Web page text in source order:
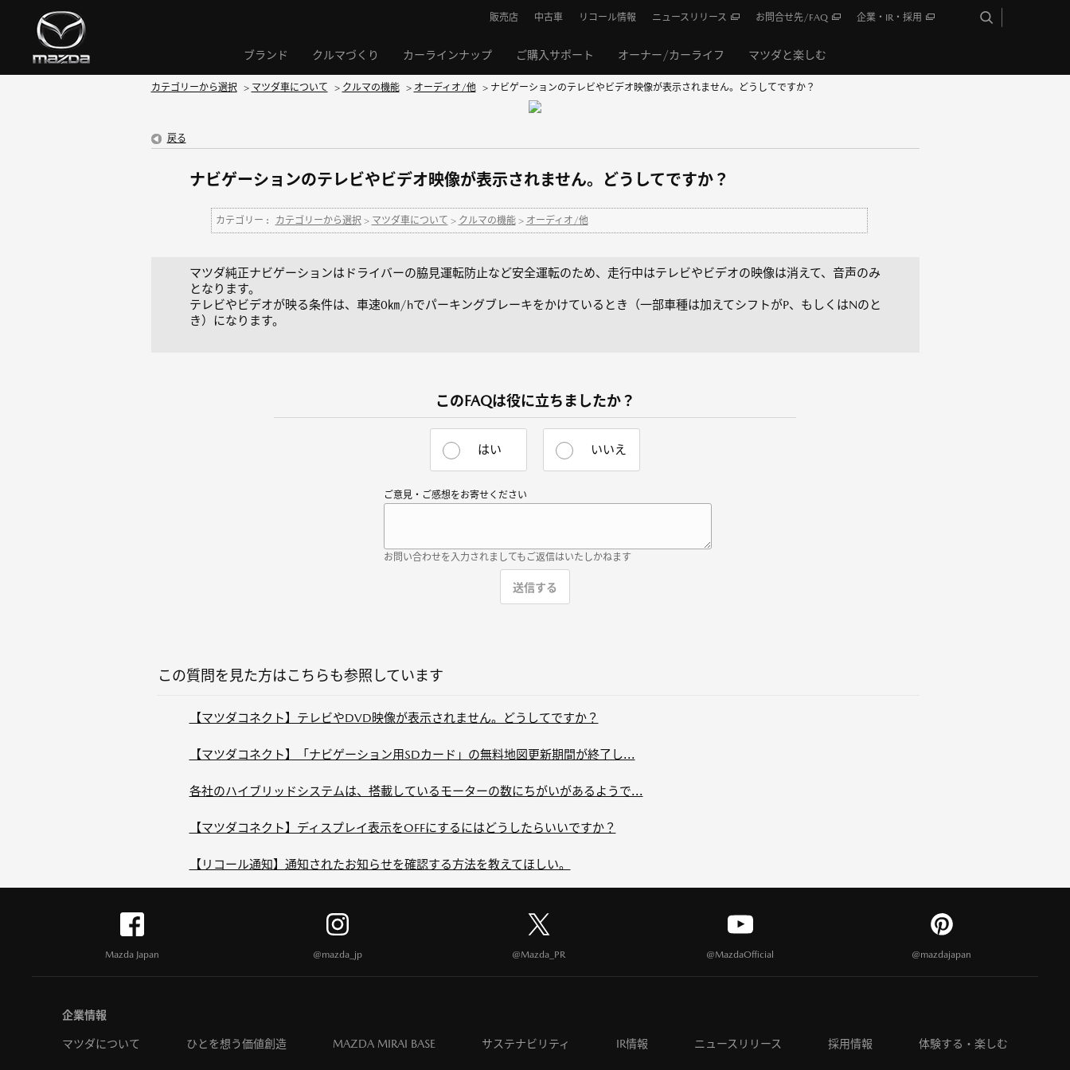
ブランド クルマづくり カーラインナップ ご購入サポート オーナー/カーライフ マツダと楽しむ
販売店 中古車 リコール情報 ニュースリリース お問合せ先/FAQ 企業・IR・採用
カテゴリーから選択 > マツダ車について > クルマの機能 > オーディオ/他 > ナビゲーションのテレビやビデオ映像が表示されません。どうしてですか？
戻る
ナビゲーションのテレビやビデオ映像が表示されません。どうしてですか？
カテゴリー : カテゴリーから選択 > マツダ車について > クルマの機能> オーディオ/他
マツダ純正ナビゲーションはドライバーの脇見運転防止など安全運転のため、走行中はテレビやビデオの映像は消えて、音声のみ
となります。
テレビやビデオが映る条件は、車速0㎞/hでパーキングブレーキをかけているとき（一部車種は加えてシフトがP、もしくはNのと
き）になります。
このFAQは役に立ちましたか？
はい いいえ
ご意見・ご感想をお寄せください
お問い合わせを入力されましてもご返信はいたしかねます
この質問を見た方はこちらも参照しています
【マツダコネクト】テレビやDVD映像が表示されません。どうしてですか？
【マツダコネクト】「ナビゲーション用SDカード」の無料地図更新期間が終了し...
各社のハイブリッドシステムは、搭載しているモーターの数にちがいがあるようで...
【マツダコネクト】ディスプレイ表示をOFFにするにはどうしたらいいですか？
【リコール通知】通知されたお知らせを確認する方法を教えてほしい。
Mazda Japan @mazda_jp @Mazda_PR @MazdaOfficial @mazdajapan
企業情報
マツダについて ひとを想う価値創造 MAZDA MIRAI BASE サステナビリティ IR情報 ニュースリリース 採用情報 体験する・楽しむ